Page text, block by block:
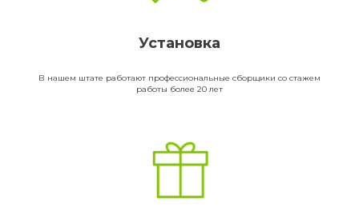
Установка
В нашем штате работают профессиональные сборщики со стажем
работы более 20 лет